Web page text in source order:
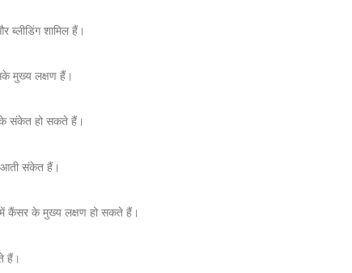
ब्लीडिंग शामिल हैं।
मुख्य लक्षण हैं।
संकेत हो सकते हैं।
संकेत हैं।
में कैंसर के मुख्य लक्षण हो सकते हैं।
हैं।